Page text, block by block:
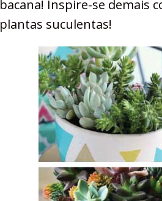
bacana! Inspire-se demais
plantas suculentas!